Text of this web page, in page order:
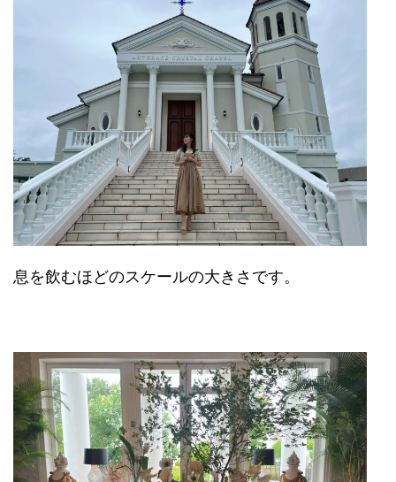
息を飲むほどのスケールの大きさです。